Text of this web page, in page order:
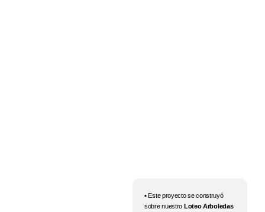
▪️ Este proyecto se construyó
sobre nuestro Loteo Arboledas